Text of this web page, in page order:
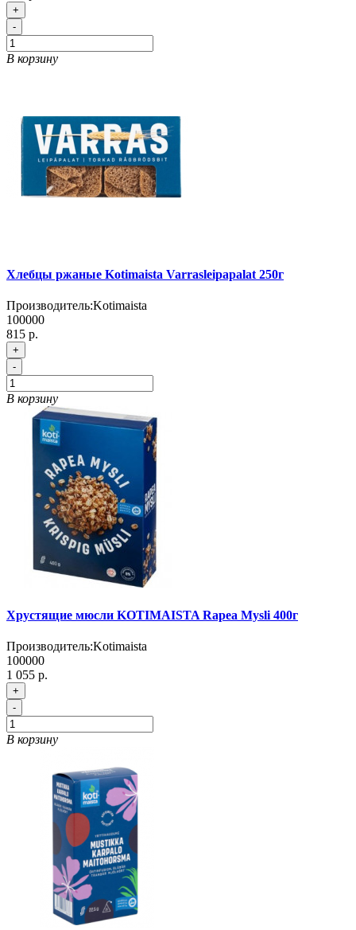
+
-
В корзину
Хлебцы ржаные Kotimaista Varrasleipapalat 250г
Производитель:Kotimaista
100000
815 р.
+
-
В корзину
Хрустящие мюсли KOTIMAISTA Rapea Mysli 400г
Производитель:Kotimaista
100000
1 055 р.
+
-
В корзину